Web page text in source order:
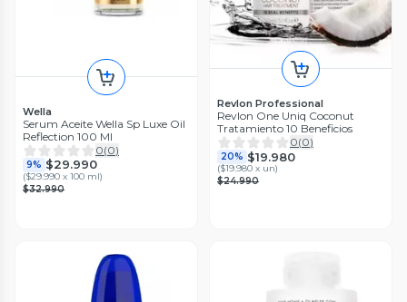
Wella
Serum Aceite Wella Sp Luxe Oil
Reflection 100 Ml
0(0)
9% $29.990
($29.990 x 100 ml)
$32.990
Revlon Professional
Revlon One Uniq Coconut
Tratamiento 10 Beneficios
0(0)
20% $19.980
($19.980 x un)
$24.990